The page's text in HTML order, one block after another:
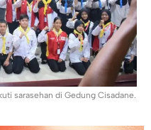
Obat Keras dengan 1.785
sarasehan di Gedung Cisadane.